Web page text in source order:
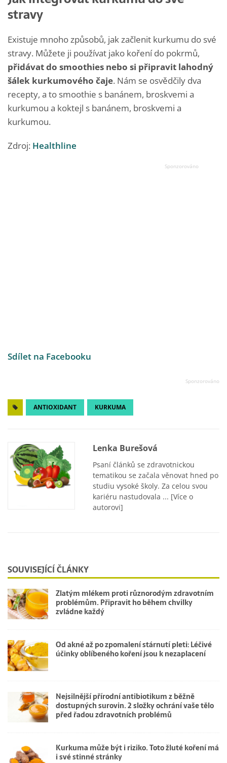
stravy
Existuje mnoho způsobů, jak začlenit kurkumu do své
stravy. Můžete ji používat jako koření do pokrmů,
přidávat do smoothies nebo si připravit lahodný
šálek kurkumového čaje. Nám se osvědčily dva
recepty, a to smoothie s banánem, broskvemi a
kurkumou a koktejl s banánem, broskvemi a
kurkumou.
Zdroj: Healthline
Sdílet na Facebooku
ANTIOXIDANT KURKUMA
Lenka Burešová
Psaní článků se zdravotnickou
tematikou se začala věnovat hned po
studiu vysoké školy. Za celou svou
kariéru nastudovala ... [Více o
autorovi]
SOUVISEJÍCÍ ČLÁNKY
Zlatým mlékem proti různorodým zdravotním
problémům. Připravit ho během chvilky
zvládne každý
Od akné až po zpomalení stárnutí pleti: Léčivé
účinky oblíbeného koření jsou k nezaplacení
Nejsilnější přírodní antibiotikum z běžně
dostupných surovin. 2 složky ochrání vaše tělo
před řadou zdravotních problémů
Kurkuma může být i riziko. Toto žluté koření má
i své stinné stránky